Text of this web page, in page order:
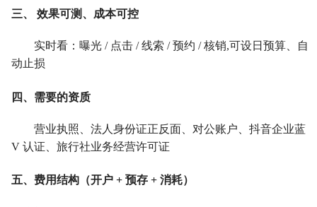
三、 效果可测、成本可控
实时看：曝光 / 点击 / 线索 / 预约 / 核销,可设日预算、自
动止损
四、需要的资质
营业执照、法人身份证正反面、对公账户、抖音企业蓝
V 认证、旅行社业务经营许可证
五、费用结构（开户 + 预存 + 消耗）